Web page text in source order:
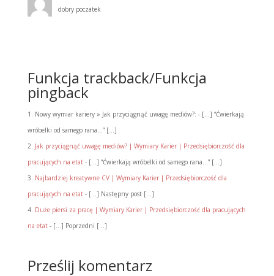
dobry poczatek
Funkcja trackback/Funkcja
pingback
Nowy wymiar kariery » Jak przyciągnąć uwagę mediów?: - [...] “Ćwierkają
wróbelki od samego rana…” [...]
Jak przyciągnąć uwagę mediów? | Wymiary Karier | Przedsiębiorczość dla
pracujących na etat- [...] “Ćwierkają wróbelki od samego rana…” [...]
Najbardziej kreatywne CV | Wymiary Karier | Przedsiębiorczość dla
pracujących na etat- [...] Następny post [...]
Duże piersi za pracę | Wymiary Karier | Przedsiębiorczość dla pracujących
na etat- [...] Poprzedni [...]
Prześlij komentarz